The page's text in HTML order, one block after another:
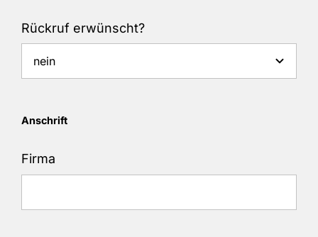
Rückruf erwünscht?
Anschrift
Firma